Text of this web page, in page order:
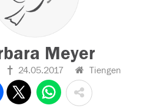
Meyer
24.05.2017 Tiengen